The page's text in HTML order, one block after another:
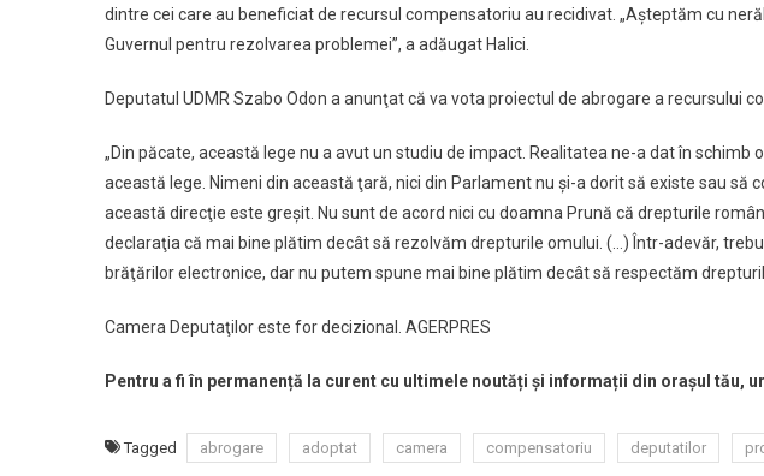
dintre cei care au beneficiat de recursul compensatoriu au recidivat. „Aşteptăm cu
Guvernul pentru rezolvarea problemei”, a adăugat Halici.
Deputatul UDMR Szabo Odon a anunţat că va vota proiectul de abrogare a recursului
„Din păcate, această lege nu a avut un studiu de impact. Realitatea ne-a dat în
această lege. Nimeni din această ţară, nici din Parlament nu şi-a dorit să existe sau să
această direcţie este greşit. Nu sunt de acord nici cu doamna Prună că drepturile
declaraţia că mai bine plătim decât să rezolvăm drepturile omului. (…) Într-adevăr,
brăţărilor electronice, dar nu putem spune mai bine plătim decât să respectăm
Camera Deputaţilor este for decizional. AGERPRES
Pentru a fi în permanență la curent cu ultimele noutăți și informații din orașul tău,
Tagged abrogare adoptat camera compensatoriu deputatilor